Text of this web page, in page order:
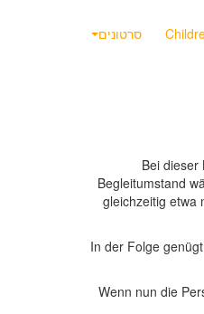
סרטונים
Bei dieser
Begleitumstand
gleichzeitig etwa
In der Folge
Wenn nun die